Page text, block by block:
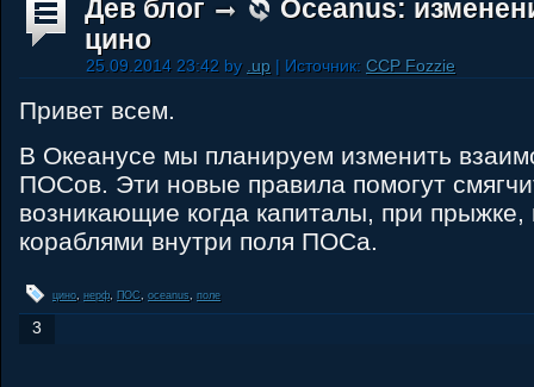
Дев блог
Oceanus:
цино
25.09.2014 23:42 by .up | Источник: CCP Fozzie
Привет всем.
В Океанусе мы планируем изменить
ПОСов. Эти новые правила помогут
возникающие когда капиталы, при прыжке,
кораблями внутри поля ПОСа.
цино, нерф, ПОС oceanus поле
3